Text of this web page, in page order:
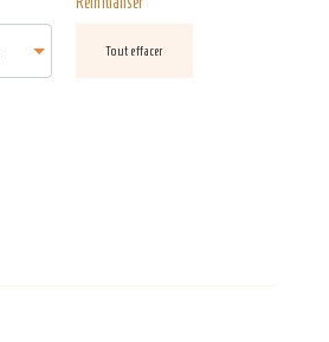
Tout effacer